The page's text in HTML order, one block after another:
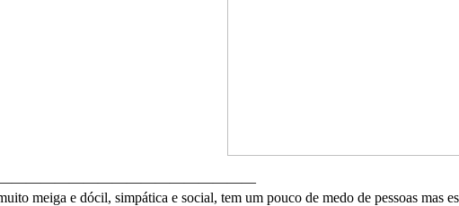
meiga e dócil, simpática e social, tem um pouco de medo de pessoas mas